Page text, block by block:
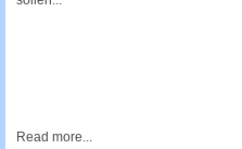
Read more...